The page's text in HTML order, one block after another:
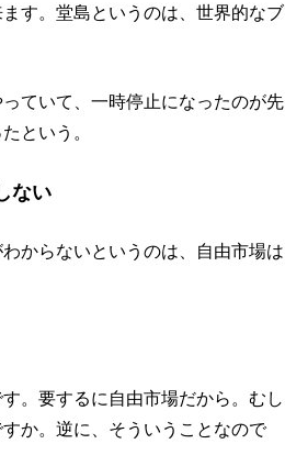
す。堂島というのは、世界的なブ
ていて、一時停止になったのが先
という。
ない
からないというのは、自由市場は
。要するに自由市場だから。むし
か。逆に、そういうことなので